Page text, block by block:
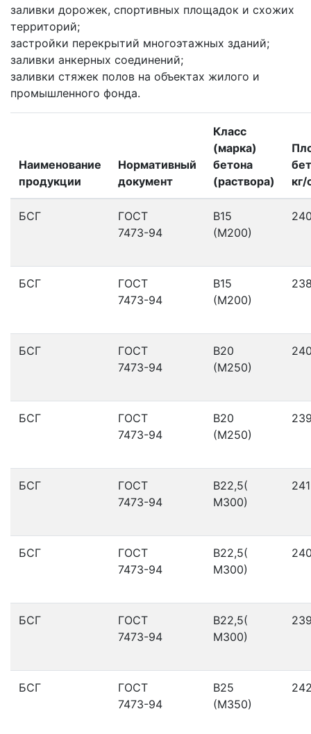
заливки дорожек, спортивных площадок и схожих
территорий;
застройки перекрытий многоэтажных зданий;
заливки анкерных соединений;
заливки стяжек полов на объектах жилого и
промышленного фонда.
Наименование
продукции
Нормативный
документ
Класс
(марка)
бетона
(раствора)
кг/
БСГ
ГОСТ
7473-94
В15
(М200)
БСГ
ГОСТ
7473-94
В15
(М200)
БСГ
ГОСТ
7473-94
В20
(М250)
БСГ
ГОСТ
7473-94
В20
(М250)
БСГ
ГОСТ
7473-94
В22,5(
М300)
БСГ
ГОСТ
7473-94
В22,5(
М300)
БСГ
ГОСТ
7473-94
В22,5(
М300)
БСГ
ГОСТ
7473-94
В25
(М350)